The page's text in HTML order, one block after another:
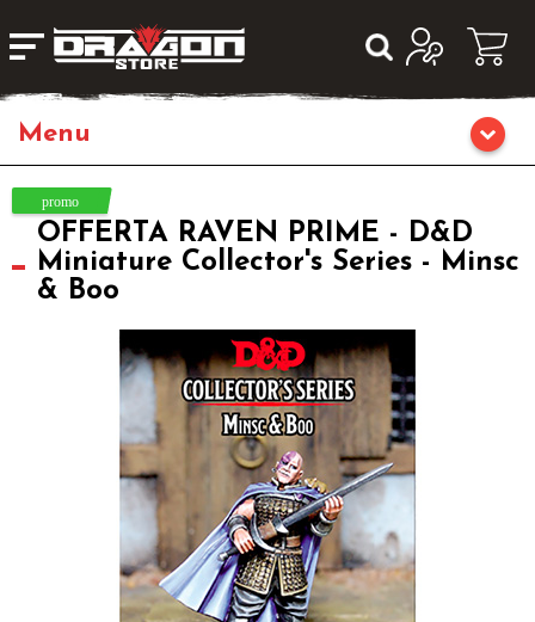
Giochi da Tavolo
Fumetti & Romanzi
Giochi di Carte Collezionabili
OFFERTA RAVEN PRIME - D&D
Miniature Collector's Series - Minsc
& Boo